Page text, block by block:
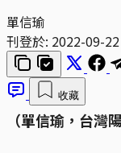
單信瑜
刊登於: 2022-09-22
收藏
（單信瑜，台灣